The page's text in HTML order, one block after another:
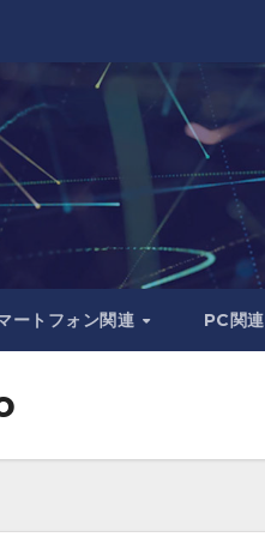
ートフォン関連 PC関連